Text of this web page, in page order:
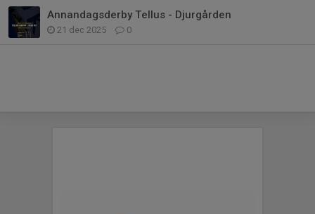
Annandagsderby Tellus - Djurgården
21 dec 2025 0